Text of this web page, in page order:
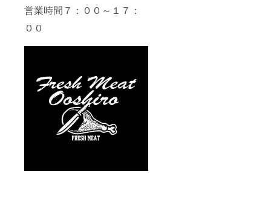
営業時間７：００～１７：
００